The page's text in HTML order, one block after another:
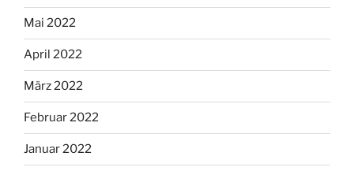
Mai 2022
April 2022
März 2022
Februar 2022
Januar 2022